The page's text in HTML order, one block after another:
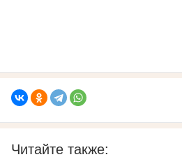
Читайте также: